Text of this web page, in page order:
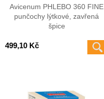
Avicenum PHLEBO 360 FINE
punčochy lýtkové, zavřená
špice
499,10 Kč